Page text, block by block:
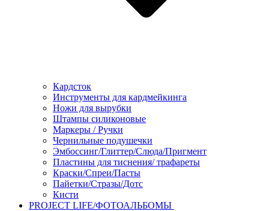
Кардсток
Инструменты для кардмейкинга
Ножи для вырубки
Штампы силиконовые
Маркеры / Ручки
Чернильные подушечки
Эмбоссинг/Глиттер/Слюда/Пригмент
Пластины для тиснения/ трафареты
Краски/Спреи/Пасты
Пайетки/Стразы/Дотс
Кисти
PROJECT LIFE/ФОТОАЛЬБОМЫ